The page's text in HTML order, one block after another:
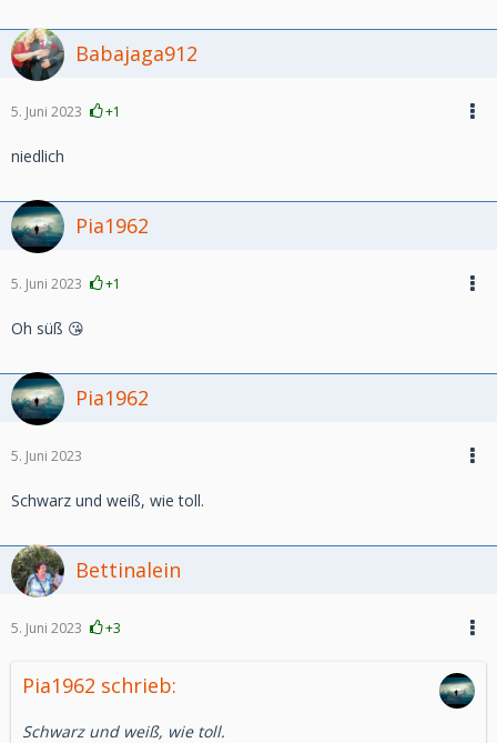
Babajaga912
5. Juni 2023 +1
niedlich
Pia1962
5. Juni 2023 +1
Oh süß 😘
Pia1962
5. Juni 2023
Schwarz und weiß, wie toll.
Bettinalein
5. Juni 2023 +3
Pia1962 schrieb:
Schwarz und weiß, wie toll.